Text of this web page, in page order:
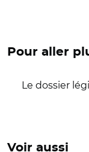
Pour aller
Le dossier
Voir aussi